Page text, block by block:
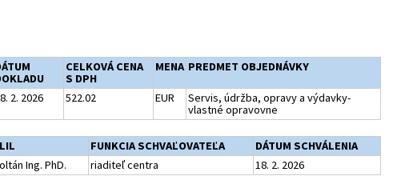
CELKOVÁ CENA
S DPH
MENA PREDMET OBJEDNÁVKY
2. 2026 522.02 EUR
Servis, údržba, opravy a výdavky-
vlastné opravovne
FUNKCIA SCHVAĽOVATEĽA
DÁTUM SCHVÁLENIA
Ing. PhD. riaditeľ centra 18. 2. 2026